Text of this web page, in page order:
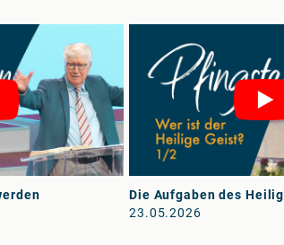
Die Aufgaben des
23.05.2026